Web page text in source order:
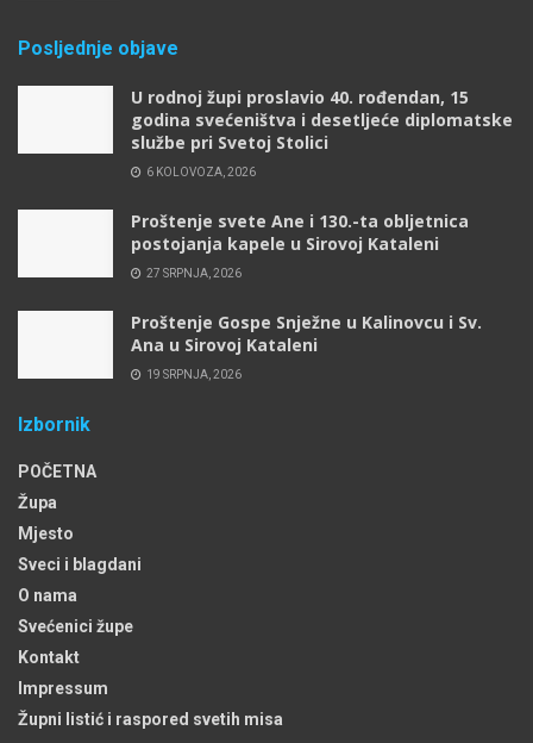
Posljednje objave
U rodnoj župi proslavio 40. rođendan, 15
godina svećeništva i desetljeće diplomatske
službe pri Svetoj Stolici
6 KOLOVOZA, 2026
Proštenje svete Ane i 130.-ta obljetnica
postojanja kapele u Sirovoj Kataleni
27 SRPNJA, 2026
Proštenje Gospe Snježne u Kalinovcu i Sv.
Ana u Sirovoj Kataleni
19 SRPNJA, 2026
Izbornik
POČETNA
Župa
Mjesto
Sveci i blagdani
O nama
Svećenici župe
Kontakt
Impressum
Župni listić i raspored svetih misa